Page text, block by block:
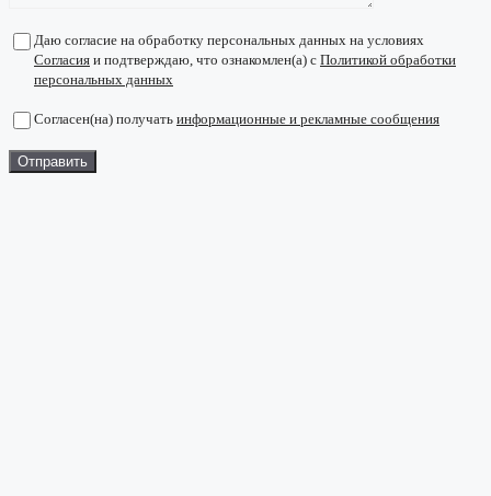
Даю согласие на обработку персональных данных на условиях
Согласия и подтверждаю, что ознакомлен(а) с Политикой обработки
персональных данных
Согласен(на) получать информационные и рекламные сообщения